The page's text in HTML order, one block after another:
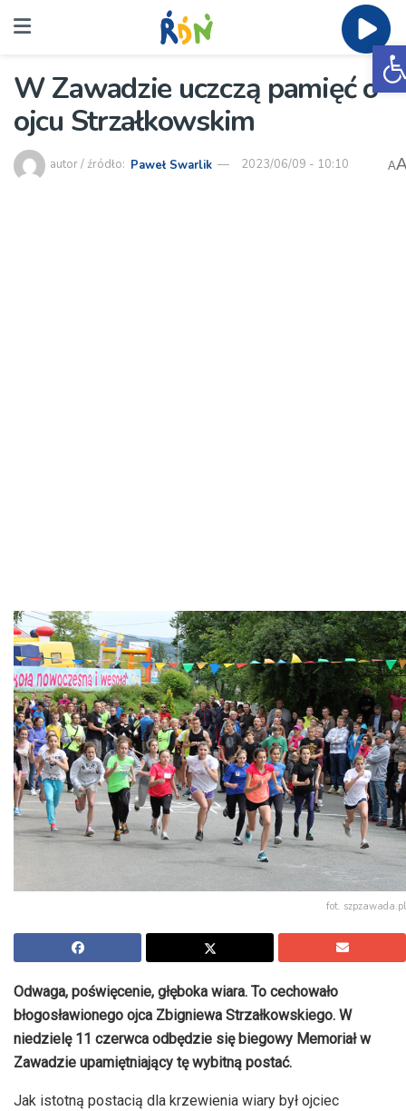
W Zawadzie uczczą pamięć o
ojcu Strzałkowskim
autor / źródło: Paweł Swarlik 2023/06/09 - 10:10 A
fot. szpzawada.pl
Odwaga, poświęcenie, głęboka wiara. To cechowało
błogosławionego ojca Zbigniewa Strzałkowskiego. W
niedzielę 11 czerwca odbędzie się biegowy Memoriał w
Zawadzie upamiętniający tę wybitną postać.
Jak istotną postacią dla krzewienia wiary był ojciec